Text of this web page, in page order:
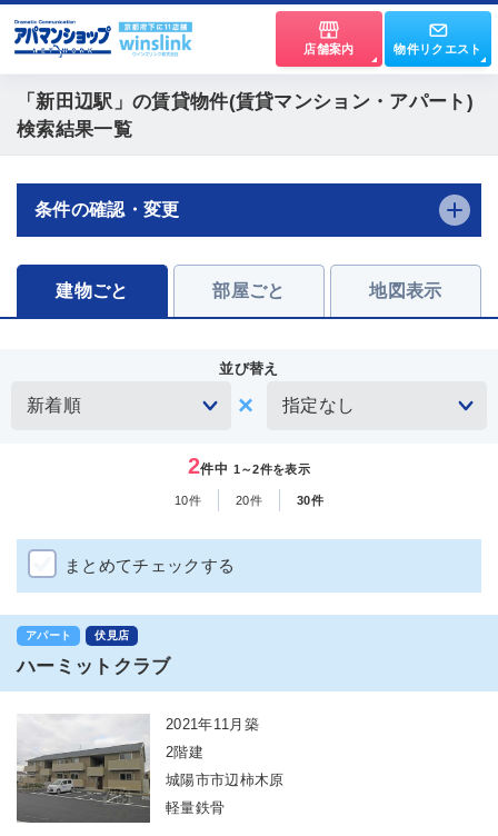
店舗案内 物件リクエスト
「新田辺駅」 の賃貸物件(賃貸マンション・アパート)
検索結果一覧
条件の確認・変更
建物ごと 部屋ごと 地図表示
並び替え
2件中 1～2件を表示
10件 20件 30件
まとめてチェックする
アパート 伏見店
ハーミットクラブ
2021年11月築
2階建
城陽市市辺柿木原
軽量鉄骨